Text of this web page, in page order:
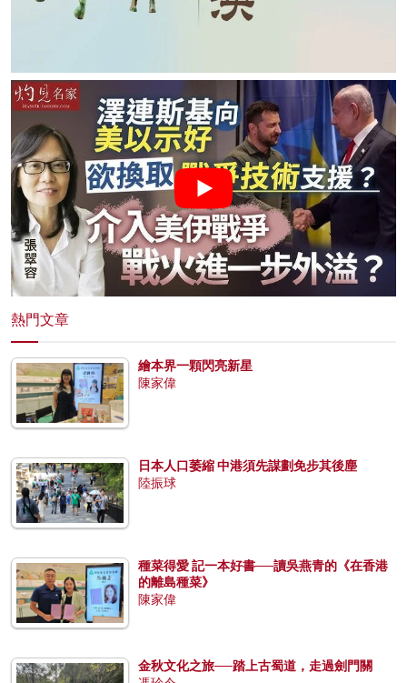
熱門文章
繪本界一顆閃亮新星
陳家偉
日本人口萎縮 中港須先謀劃免步其後塵
陸振球
種菜得愛 記一本好書──讀吳燕青的《在香港
的離島種菜》
陳家偉
金秋文化之旅──踏上古蜀道，走過劍門關